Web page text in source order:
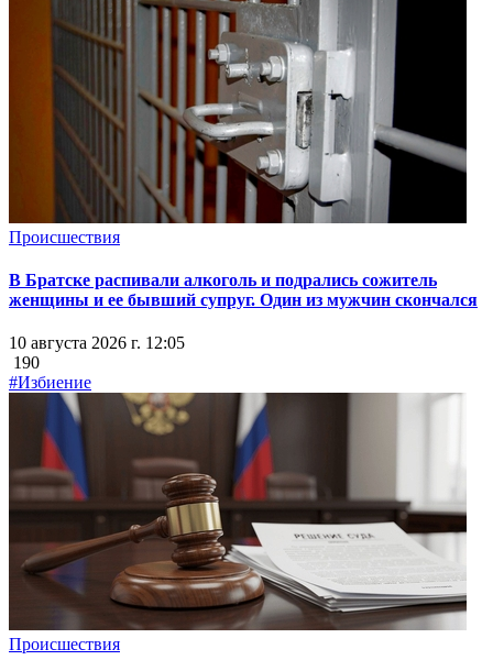
Происшествия
В Братске распивали алкоголь и подрались сожитель
женщины и ее бывший супруг. Один из мужчин скончался
10 августа 2026 г. 12:05
190
#Избиение
Происшествия